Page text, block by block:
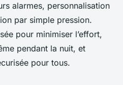
alarmes, personnalisation
par simple pression.
pour minimiser l’effort,
pendant la nuit, et
pour tous.